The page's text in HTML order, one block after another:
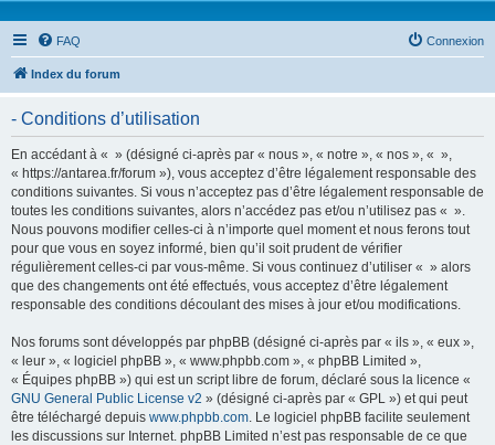
FAQ Connexion
Index du forum
- Conditions d’utilisation
En accédant à « » (désigné ci-après par « nous », « notre », « nos », « »,
« https://antarea.fr/forum »), vous acceptez d’être légalement responsable des
conditions suivantes. Si vous n’acceptez pas d’être légalement responsable de
toutes les conditions suivantes, alors n’accédez pas et/ou n’utilisez pas « ».
Nous pouvons modifier celles-ci à n’importe quel moment et nous ferons tout
pour que vous en soyez informé, bien qu’il soit prudent de vérifier
régulièrement celles-ci par vous-même. Si vous continuez d’utiliser « » alors
que des changements ont été effectués, vous acceptez d’être légalement
responsable des conditions découlant des mises à jour et/ou modifications.
Nos forums sont développés par phpBB (désigné ci-après par « ils », « eux »,
« leur », « logiciel phpBB », « www.phpbb.com », « phpBB Limited »,
« Équipes phpBB ») qui est un script libre de forum, déclaré sous la licence «
GNU General Public License v2 » (désigné ci-après par « GPL ») et qui peut
être téléchargé depuis www.phpbb.com. Le logiciel phpBB facilite seulement
les discussions sur Internet. phpBB Limited n’est pas responsable de ce que